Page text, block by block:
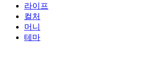
라이프
컬처
머니
테마